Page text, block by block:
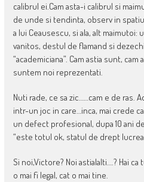
calibrul ei.Cam asta-i calibrul si
de unde si tendinta, observ in
a lui Ceausescu, si ala, alt maimutoi:
vanitos, destul de flamand si
“academiciana”. Cam astia sunt,
suntem noi reprezentati.
Nuti rade, ce sa zic……cam e de ras.
intr-un joc in care…inca, mai crede ca
un defect profesional, dupa 10 ani
“este totul ok, statul de drept
Si noi,Victore? Noi astialalti….? Hai
o mai fi legal, cat o mai tine.